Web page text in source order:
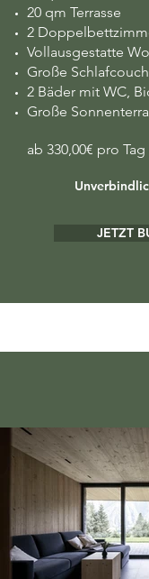
20 qm Terrasse
2
Vollausgestatte
Große Schlafcouch
2 Bäder mit WC,
Große
ab 330,00€ pro
JETZT